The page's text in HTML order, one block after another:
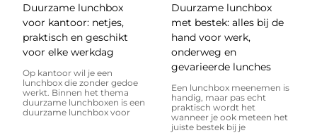
Duurzame lunchbox
voor kantoor: netjes,
praktisch en geschikt
voor elke werkdag
Op kantoor wil je een
lunchbox die zonder gedoe
werkt. Binnen het thema
duurzame lunchboxen is een
duurzame lunchbox voor
Duurzame lunchbox
met bestek: alles bij de
hand voor werk,
onderweg en
gevarieerde lunches
Een lunchbox meenemen is
handig, maar pas echt
praktisch wordt het
wanneer je ook meteen het
juiste bestek bij je